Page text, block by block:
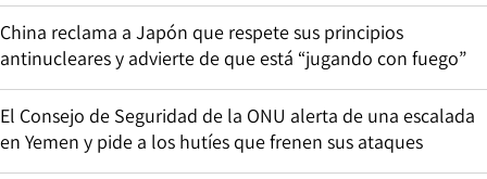
China reclama a Japón que respete sus principios
antinucleares y advierte de que está “jugando con fuego”
El Consejo de Seguridad de la ONU alerta de una escalada
en Yemen y pide a los hutíes que frenen sus ataques